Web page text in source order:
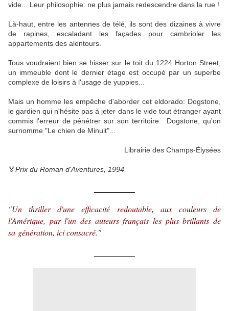
vide... Leur philosophie: ne plus jamais redescendre dans la rue !
Là-haut, entre les antennes de télé, ils sont des dizaines à vivre
de rapines, escaladant les façades pour cambrioler les
appartements des alentours.
Tous voudraient bien se hisser sur le toit du 1224 Horton Street,
un immeuble dont le dernier étage est occupé par un superbe
complexe de loisirs à l'usage de yuppies...
Mais un homme les empêche d'aborder cet eldorado: Dogstone,
le gardien qui n'hésite pas à jeter dans le vide tout étranger ayant
commis l'erreur de pénétrer sur son territoire. Dogstone, qu'on
surnomme "Le chien de Minuit"...
Librairie des Champs-Élysées
🏅Prix du Roman d'Aventures, 1994
"Un thriller d'une efficacité redoutable, aux couleurs de
l'Amérique, par l'un des auteurs français les plus brillants de
sa génération, ici consacré."